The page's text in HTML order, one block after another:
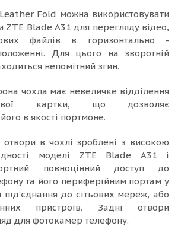
Fold можна використовувати
ZTE Blade A31 для перегляду відео,
файлів в горизонтально -
Для цього на зворотній
непомітний згин.
чохла має невеличке відділення
картки, що дозволяє
в якості портмоне.
отвори в чохлі зроблені з високою
моделі ZTE Blade A31 і
повноцінний доступ до
та його периферійним портам у
під’єднання до сітьових мереж, або
пристроїв. Задні отвори
для фотокамер телефону.